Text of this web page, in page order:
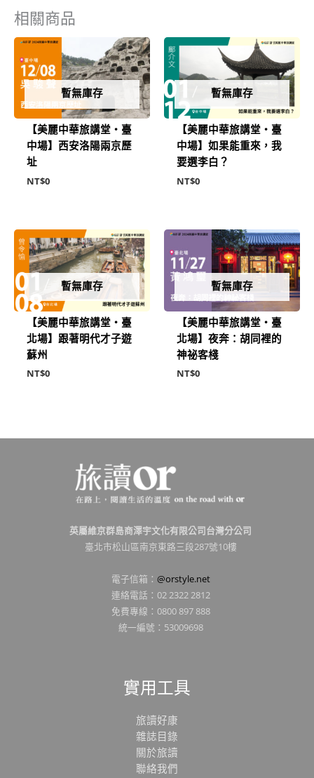
相關商品
暫無庫存
【美麗中華旅講堂‧臺
中場】西安洛陽兩京歷
址
NT$0
暫無庫存
【美麗中華旅講堂‧臺
中場】如果能重來，我
要選李白？
NT$0
暫無庫存
【美麗中華旅講堂‧臺
北場】跟著明代才子遊
蘇州
NT$0
暫無庫存
【美麗中華旅講堂‧臺
北場】夜奔：胡同裡的
神祕客棧
NT$0
英屬維京群島商澤宇文化有限公司台灣分公司
臺北市松山區南京東路三段287號10樓
電子信箱： @orstyle.net
連絡電話：02 2322 2812
免費專線：0800 897 888
統一編號：53009698
實用工具
旅讀好康
雜誌目錄
關於旅讀
聯絡我們